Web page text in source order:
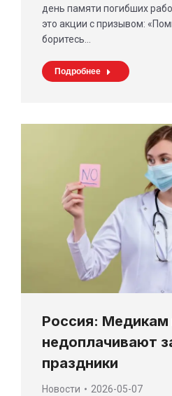
день памяти погибших
это акции с призывом:
боритесь…
Подробнее
Россия:
недоплачивают
праздники
Новости 2026-05-07